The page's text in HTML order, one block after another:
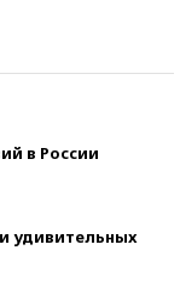
в России
удивительных